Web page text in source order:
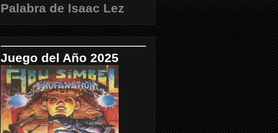
Palabra de Isaac Lez
Juego del Año 2025